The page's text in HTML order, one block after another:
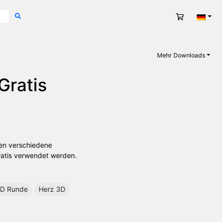
Warenkorb
Mehr Downloads
verschiedene
verwendet werden.
Runde Herz 3D